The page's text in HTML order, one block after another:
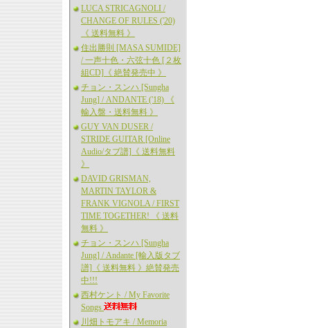
LUCA STRICAGNOLI /
CHANGE OF RULES ('20)
《 送料無料 》
住出勝則 [MASA SUMIDE]
/ 一声十色・六弦十色 [２枚
組CD]《 絶賛発売中 》
チョン・スンハ [Sungha
Jung] / ANDANTE ('18) 《
輸入盤・送料無料 》
GUY VAN DUSER /
STRIDE GUITAR [Online
Audio/タブ譜]《 送料無料
》
DAVID GRISMAN,
MARTIN TAYLOR &
FRANK VIGNOLA / FIRST
TIME TOGETHER! 《 送料
無料 》
チョン・スンハ [Sungha
Jung] / Andante [輸入版タブ
譜]《 送料無料 》絶賛発売
中!!!
西村ケント / My Favorite
Songs
川畑トモアキ / Memoria